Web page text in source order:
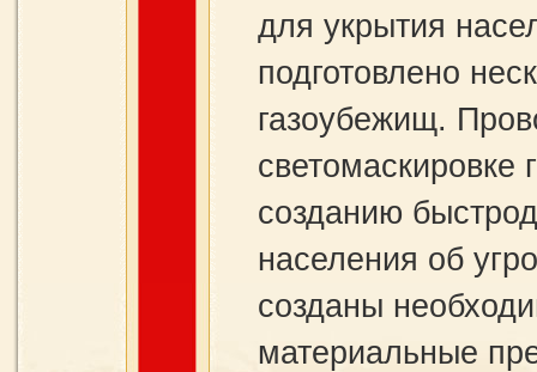
для укрытия
подготовлено
газоубежищ.
светомаскировке
созданию
населения об
созданы
материальные